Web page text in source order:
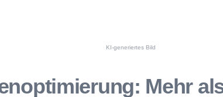
KI-generiertes Bild
Mehr